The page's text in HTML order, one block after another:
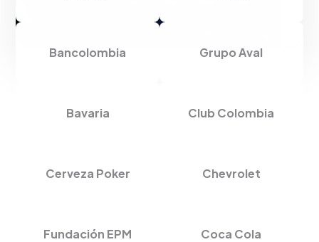
Bancolombia Grupo Aval
Bavaria Club Colombia
Cerveza Poker Chevrolet
Fundación EPM Coca Cola